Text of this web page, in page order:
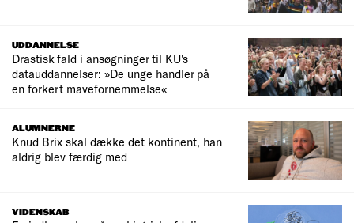
UDDANNELSE
Drastisk fald i ansøgninger til KU's
datauddannelser: »De unge handler på
en forkert mavefornemmelse«
ALUMNERNE
Knud Brix skal dække det kontinent, han
aldrig blev færdig med
VIDENSKAB